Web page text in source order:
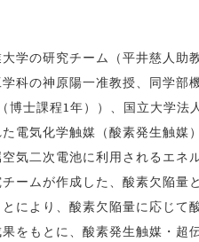
学の研究チーム（平井慈人助
科の神原陽一准教授、同学
博士課程1年））、国立大学
電気化学触媒（酸素発生触媒
気二次電池に利用されるエ
ームが作成した、酸素欠陥
により、酸素欠陥量に応じ
をもとに、酸素発生触媒・超